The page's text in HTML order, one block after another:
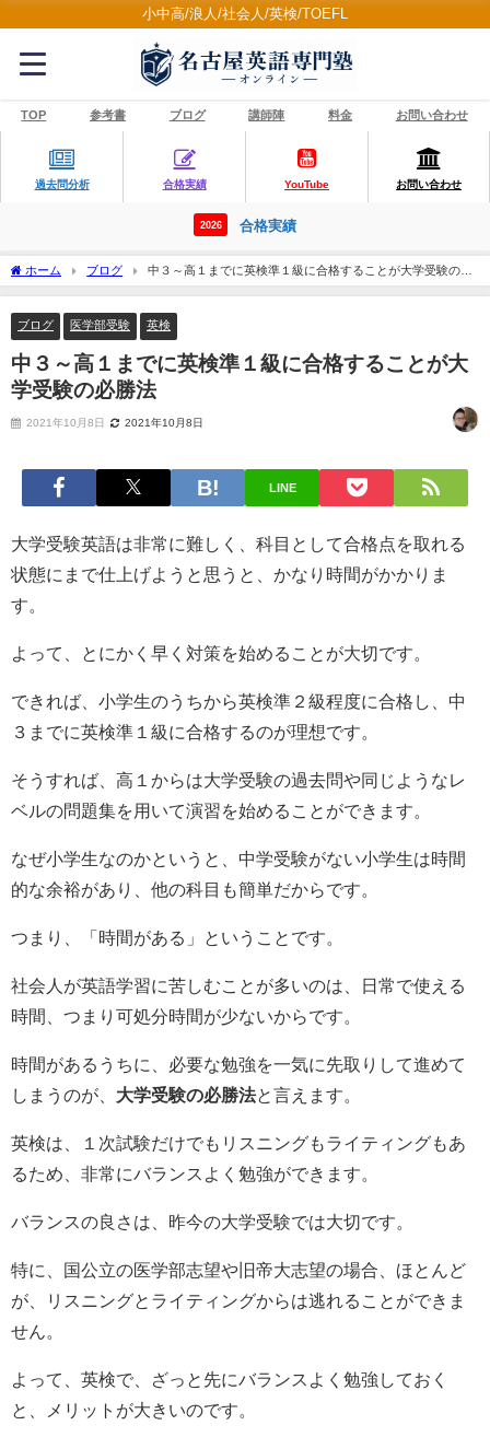
小中高/浪人/社会人/英検/TOEFL
TOP 参考書 ブログ 講師陣 料金 お問い合わせ
過去問分析 合格実績 YouTube お問い合わせ
2026 合格実績
ホーム ブログ
中３～高１までに英検準１級に合格することが大学受験の必
勝法
ブログ 医学部受験 英検
中３～高１までに英検準１級に合格することが大
学受験の必勝法
2021年10月8日 2021年10月8日
LINE
大学受験英語は非常に難しく、科目として合格点を取れる
状態にまで仕上げようと思うと、かなり時間がかかりま
す。
よって、とにかく早く対策を始めることが大切です。
できれば、小学生のうちから英検準２級程度に合格し、中
３までに英検準１級に合格するのが理想です。
そうすれば、高１からは大学受験の過去問や同じようなレ
ベルの問題集を用いて演習を始めることができます。
なぜ小学生なのかというと、中学受験がない小学生は時間
的な余裕があり、他の科目も簡単だからです。
つまり、「時間がある」ということです。
社会人が英語学習に苦しむことが多いのは、日常で使える
時間、つまり可処分時間が少ないからです。
時間があるうちに、必要な勉強を一気に先取りして進めて
しまうのが、 大学受験の必勝法と言えます。
英検は、１次試験だけでもリスニングもライティングもあ
るため、非常にバランスよく勉強ができます。
バランスの良さは、昨今の大学受験では大切です。
特に、国公立の医学部志望や旧帝大志望の場合、ほとんど
が、リスニングとライティングからは逃れることができま
せん。
よって、英検で、ざっと先にバランスよく勉強しておく
と、メリットが大きいのです。